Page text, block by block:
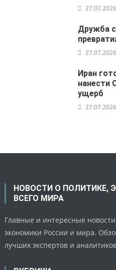
27.07.2026
Дружба
27.07.2026
Иран
нанести
ущерб
27.07.2026
НОВОСТИ О ПОЛИТИКЕ,
ВСЕГО МИРА
Главные и интересные
экономики России и мира.
лучших экспертов и